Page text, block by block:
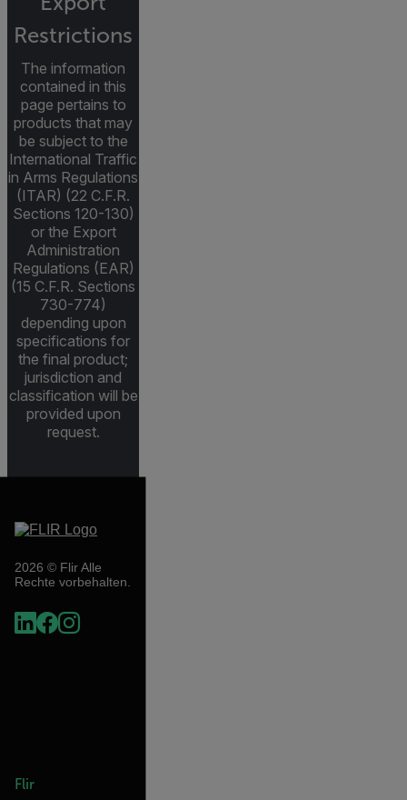
Restrictions
The information
contained in this
page pertains to
products that may
be subject to the
International Traffic
in Arms Regulations
(ITAR) (22 C.F.R.
Sections 120-130)
or the Export
Administration
Regulations (EAR)
(15 C.F.R. Sections
730-774)
depending upon
specifications for
the final product;
jurisdiction and
classification will be
provided upon
request.
2026 © Flir Alle
Rechte vorbehalten.
Flir